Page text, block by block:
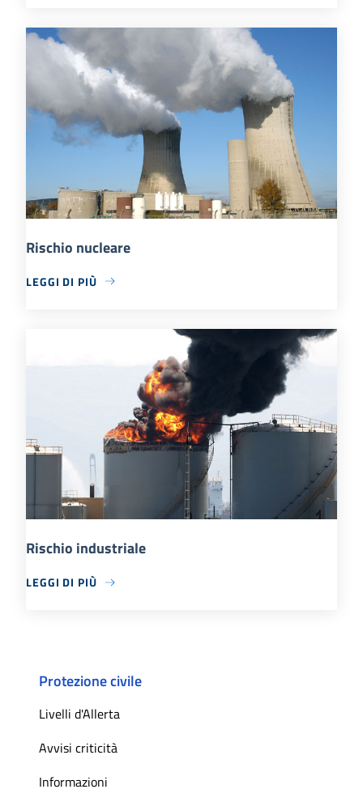
Rischio nucleare
LEGGI DI PIÙ
Rischio industriale
LEGGI DI PIÙ
Protezione civile
Livelli d'Allerta
Avvisi criticità
Informazioni